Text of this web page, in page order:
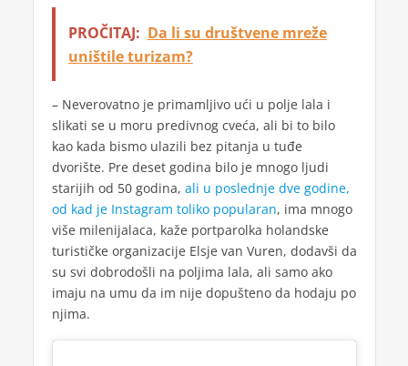
PROČITAJ: Da li su društvene mreže
uništile turizam?
– Neverovatno je primamljivo ući u polje lala i
slikati se u moru predivnog cveća, ali bi to bilo
kao kada bismo ulazili bez pitanja u tuđe
dvorište. Pre deset godina bilo je mnogo ljudi
starijih od 50 godina, ali u poslednje dve godine,
od kad je Instagram toliko popularan, ima mnogo
više milenijalaca, kaže portparolka holandske
turističke organizacije Elsje van Vuren, dodavši da
su svi dobrodošli na poljima lala, ali samo ako
imaju na umu da im nije dopušteno da hodaju po
njima.